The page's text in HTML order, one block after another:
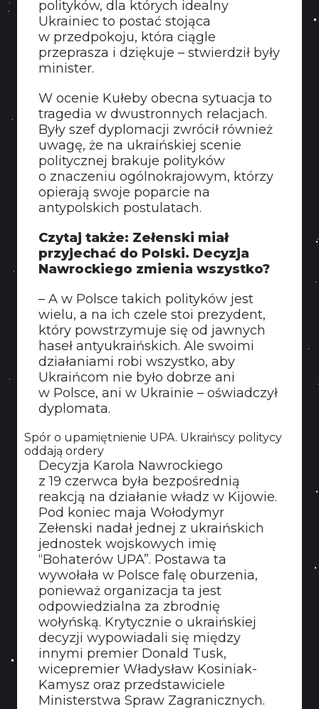
polityków, dla których idealny
Ukrainiec to postać stojąca
w przedpokoju, która ciągle
przeprasza i dziękuje – stwierdził były
minister.
W ocenie Kułeby obecna sytuacja to
tragedia w dwustronnych relacjach.
Były szef dyplomacji zwrócił również
uwagę, że na ukraińskiej scenie
politycznej brakuje polityków
o znaczeniu ogólnokrajowym, którzy
opierają swoje poparcie na
antypolskich postulatach.
Czytaj także: Zełenski miał
przyjechać do Polski. Decyzja
Nawrockiego zmienia wszystko?
– A w Polsce takich polityków jest
wielu, a na ich czele stoi prezydent,
który powstrzymuje się od jawnych
haseł antyukraińskich. Ale swoimi
działaniami robi wszystko, aby
Ukraińcom nie było dobrze ani
w Polsce, ani w Ukrainie – oświadczył
dyplomata.
Spór o upamiętnienie UPA. Ukraińscy politycy
oddają ordery
Decyzja Karola Nawrockiego
z 19 czerwca była bezpośrednią
reakcją na działanie władz w Kijowie.
Pod koniec maja Wołodymyr
Zełenski nadał jednej z ukraińskich
jednostek wojskowych imię
“Bohaterów UPA”. Postawa ta
wywołała w Polsce falę oburzenia,
ponieważ organizacja ta jest
odpowiedzialna za zbrodnię
wołyńską. Krytycznie o ukraińskiej
decyzji wypowiadali się między
innymi premier Donald Tusk,
wicepremier Władysław Kosiniak-
Kamysz oraz przedstawiciele
Ministerstwa Spraw Zagranicznych.